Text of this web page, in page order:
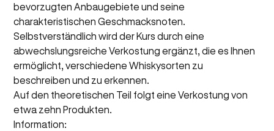
bevorzugten Anbaugebiete und seine
charakteristischen Geschmacksnoten.
Selbstverständlich wird der Kurs durch eine
abwechslungsreiche Verkostung ergänzt, die es Ihnen
ermöglicht, verschiedene Whiskysorten zu
beschreiben und zu erkennen.
Auf den theoretischen Teil folgt eine Verkostung von
etwa zehn Produkten.
Information: